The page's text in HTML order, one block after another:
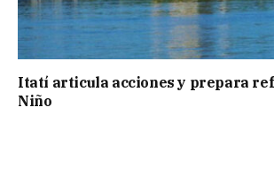
Itatí articula acciones y prepara
Niño